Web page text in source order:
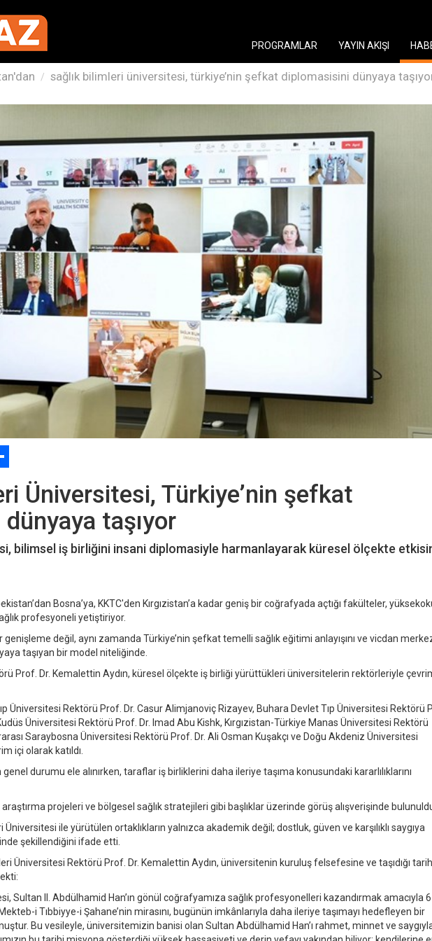
PROGRAMLAR
YAYIN AKIŞI
sağlık bilimleri üniversitesi, türkiye’nin şefkat diplomasisini dünyaya
Üniversitesi, Türkiye’nin şefkat
taşıyor
bilimsel iş birliğini insani diplomasiyle harmanlayarak küresel ölçekte
Bosna’ya, KKTC'den Kırgızistan’a kadar geniş bir coğrafyada açtığı fakülteler,
profesyoneli yetiştiriyor.
değil, aynı zamanda Türkiye’nin şefkat temelli sağlık eğitimi anlayışını ve vicdan
taşıyan bir model niteliğinde.
Prof. Dr. Kemalettin Aydın, küresel ölçekte iş birliği yürüttükleri üniversitelerin rektörleriyle
Üniversitesi Rektörü Prof. Dr. Casur Alimjanoviç Rizayev, Buhara Devlet Tıp Üniversitesi Rektörü
Üniversitesi Rektörü Prof. Dr. Imad Abu Kishk, Kırgızistan-Türkiye Manas Üniversitesi Rektörü
Saraybosna Üniversitesi Rektörü Prof. Dr. Ali Osman Kuşakçı ve Doğu Akdeniz Üniversitesi
içi olarak katıldı.
durumu ele alınırken, taraflar iş birliklerini daha ileriye taşıma konusundaki kararlılıklarını
projeleri ve bölgesel sağlık stratejileri gibi başlıklar üzerinde görüş alışverişinde
Üniversitesi ile yürütülen ortaklıkların yalnızca akademik değil; dostluk, güven ve karşılıklı saygıya
şekillendiğini ifade etti.
Üniversitesi Rektörü Prof. Dr. Kemalettin Aydın, üniversitenin kuruluş felsefesine ve taşıdığı
Sultan II. Abdülhamid Han’ın gönül coğrafyamıza sağlık profesyonelleri kazandırmak amacıyla 6
i Tıbbiyye-i Şahane’nin mirasını, bugünün imkânlarıyla daha ileriye taşımayı hedefleyen bir
Bu vesileyle, üniversitemizin banisi olan Sultan Abdülhamid Han’ı rahmet, minnet ve